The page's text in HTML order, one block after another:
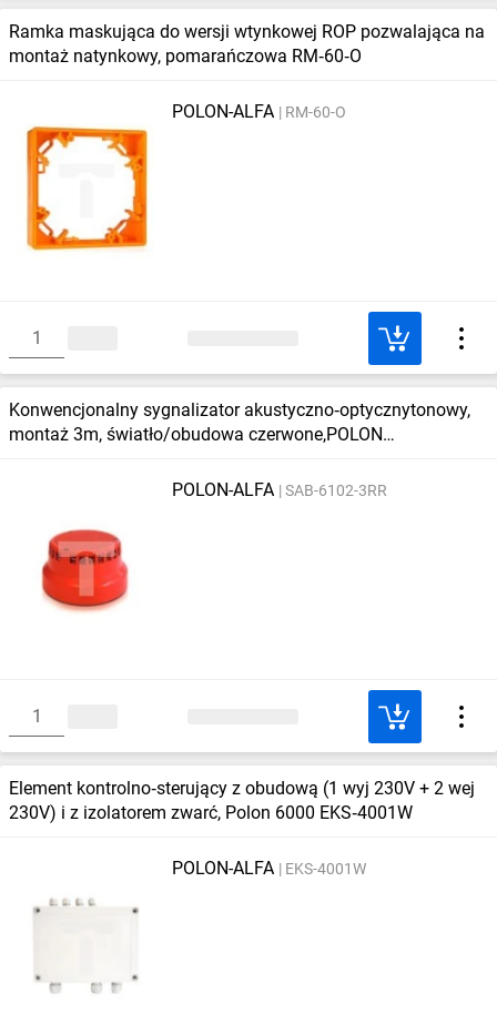
Ramka maskująca do wersji wtynkowej ROP pozwalająca na
montaż natynkowy, pomarańczowa RM‑60‑O
POLON-ALFA RM-60-O
Konwencjonalny sygnalizator akustyczno‑optycznytonowy,
montaż 3m, światło/obudowa czerwone,POLON
POLON-ALFA
SAB-6102-3RR
Element kontrolno‑sterujący z obudową (1 wyj 230V + 2 wej
230V) i z izolatorem zwarć, Polon 6000 EKS‑4001W
POLON-ALFA EKS-4001W